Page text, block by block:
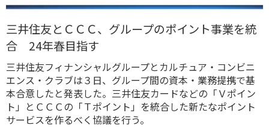
三井住友とＣＣＣ、グループのポイント事業を統
合 24年春目指す
三井住友フィナンシャルグループとカルチュア・コンビニ
エンス・クラブは３日、グループ間の資本・業務提携で基
本合意したと発表した。三井住友カードなどの「Ｖポイン
ト」とＣＣＣの「Ｔポイント」を統合した新たなポイント
サービスを作るべく協議を行う。